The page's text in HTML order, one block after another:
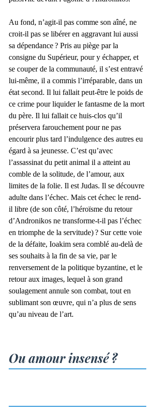
Au fond, n’agit-il pas comme son aîné, ne
croit-il pas se libérer en aggravant lui aussi
sa dépendance ? Pris au piège par la
consigne du Supérieur, pour y échapper, et
se couper de la communauté, il s’est entravé
lui-même, il a commis l’irréparable, dans un
état second. Il lui fallait peut-être le poids de
ce crime pour liquider le fantasme de la mort
du père. Il lui fallait ce huis-clos qu’il
préservera farouchement pour ne pas
encourir plus tard l’indulgence des autres eu
égard à sa jeunesse. C’est qu’avec
l’assassinat du petit animal il a atteint au
comble de la solitude, de l’amour, aux
limites de la folie. Il est Judas. Il se découvre
adulte dans l’échec. Mais cet échec le rend-
il libre (de son côté, l’héroïsme du retour
d’Andronikos ne transforme-t-il pas l’échec
en triomphe de la servitude) ? Sur cette voie
de la défaite, Ioakim sera comblé au-delà de
ses souhaits à la fin de sa vie, par le
renversement de la politique byzantine, et le
retour aux images, lequel à son grand
soulagement annule son combat, tout en
sublimant son œuvre, qui n’a plus de sens
qu’au niveau de l’art.
Ou amour insensé ?